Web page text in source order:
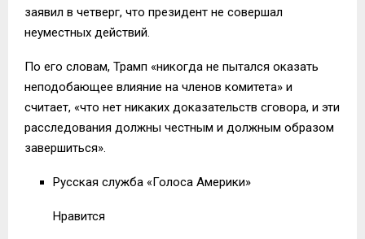
заявил в четверг, что президент не совершал
неуместных действий.
По его словам, Трамп «никогда не пытался оказать
неподобающее влияние на членов комитета» и
считает, «что нет никаких доказательств сговора, и эти
расследования должны честным и должным образом
завершиться».
Русская служба «Голоса Америки»
Нравится